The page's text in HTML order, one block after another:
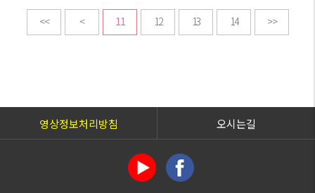
<< < 11 12 13 14 >>
영상정보처리방침 오시는길